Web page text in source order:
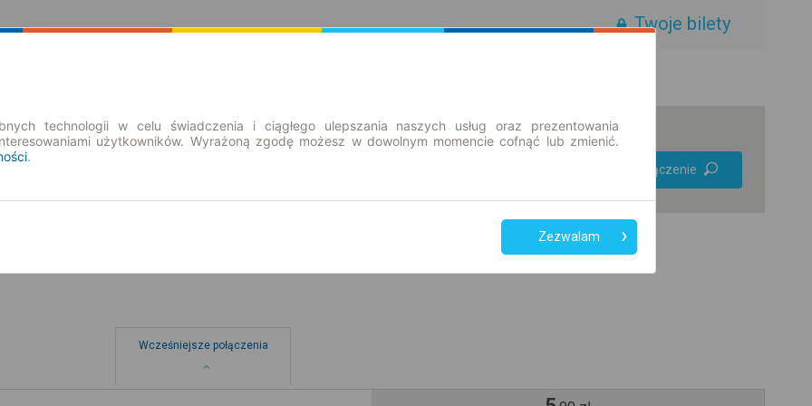
Twoje bilety
Znajdź połączenie
Wcześniejsze połączenia
technologii w celu świadczenia i ciągłego ulepszania naszych usług oraz prezentowania
użytkowników. Wyrażoną zgodę możesz w dowolnym momencie cofnąć lub zmienić.
.
Zezwalam